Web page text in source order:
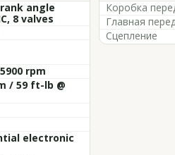
angle
8 valves
rpm
/ 59 ft-lb @
electronic
Коробка
Главная
Сцепление